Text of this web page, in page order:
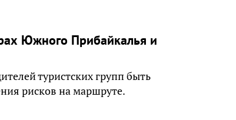
Южного Прибайкалья и
туристских групп быть
рисков на маршруте.